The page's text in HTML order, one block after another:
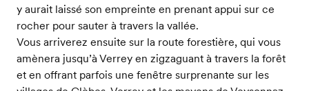
y aurait laissé son empreinte en prenant appui sur ce
rocher pour sauter à travers la vallée.
Vous arriverez ensuite sur la route forestière, qui vous
amènera jusqu’à Verrey en zigzaguant à travers la forêt
et en offrant parfois une fenêtre surprenante sur les